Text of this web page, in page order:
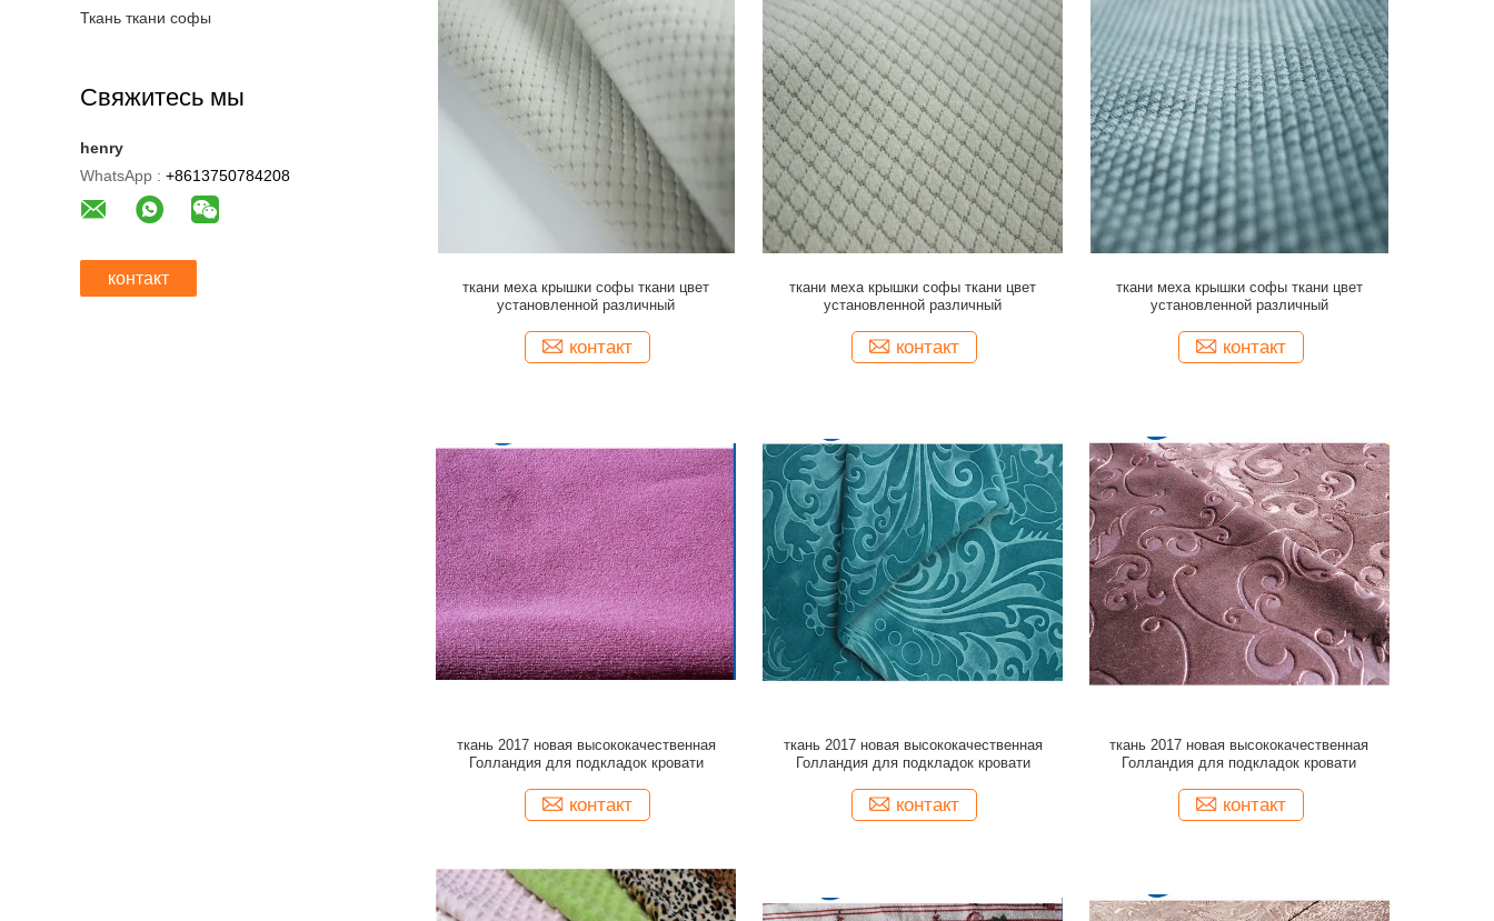
Ткань ткани софы
Свяжитесь мы
henry
WhatsApp : +8613750784208
контакт
ткани меха крышки софы ткани цвет
установленной различный
контакт
ткани меха крышки софы ткани цвет
установленной различный
контакт
ткани меха крышки софы ткани цвет
установленной различный
контакт
ткань 2017 новая высококачественная
Голландия для подкладок кровати
контакт
ткань 2017 новая высококачественная
Голландия для подкладок кровати
контакт
ткань 2017 новая высококачественная
Голландия для подкладок кровати
контакт